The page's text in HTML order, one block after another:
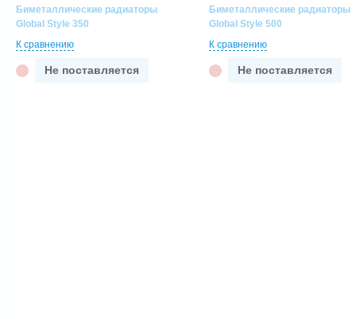
Биметаллические радиаторы
Global Style 350
К сравнению
Не поставляется
Биметаллические радиаторы
Global Style 500
К сравнению
Не поставляется